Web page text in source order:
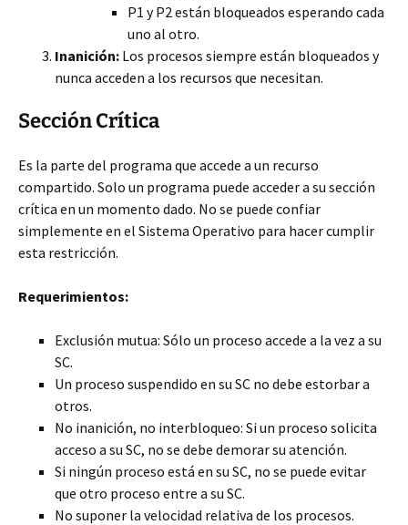
P1 y P2 están bloqueados esperando cada
uno al otro.
Inanición: Los procesos siempre están bloqueados y
nunca acceden a los recursos que necesitan.
Sección Crítica
Es la parte del programa que accede a un recurso
compartido. Solo un programa puede acceder a su sección
crítica en un momento dado. No se puede confiar
simplemente en el Sistema Operativo para hacer cumplir
esta restricción.
Requerimientos:
Exclusión mutua: Sólo un proceso accede a la vez a su
SC.
Un proceso suspendido en su SC no debe estorbar a
otros.
No inanición, no interbloqueo: Si un proceso solicita
acceso a su SC, no se debe demorar su atención.
Si ningún proceso está en su SC, no se puede evitar
que otro proceso entre a su SC.
No suponer la velocidad relativa de los procesos.